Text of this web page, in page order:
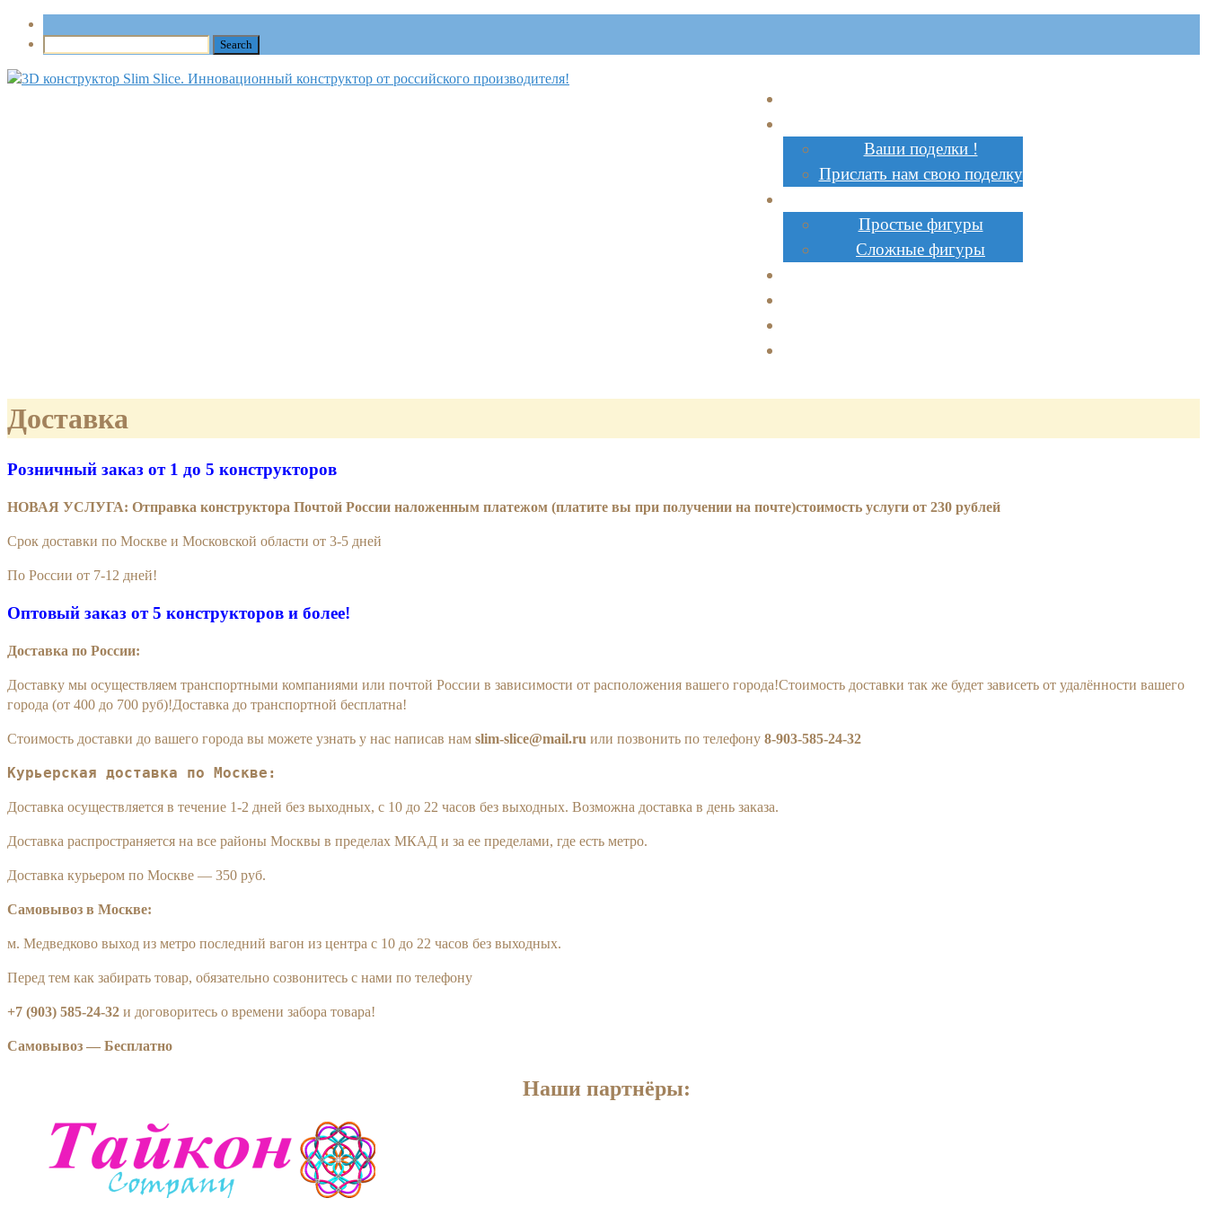
Ваши поделки !
Прислать нам свою поделку
Простые фигуры
Сложные фигуры
Доставка
Розничный заказ от 1 до 5 конструкторов
НОВАЯ УСЛУГА: Отправка конструктора Почтой России наложенным платежом (платите вы при получении на почте)стоимость услуги от 230 рублей
Срок доставки по Москве и Московской области от 3-5 дней
По России от 7-12 дней!
Оптовый заказ от 5 конструкторов и более!
Доставка по России:
Доставку мы осуществляем транспортными компаниями или почтой России в зависимости от расположения вашего города!Стоимость доставки так же будет зависеть от удалённости вашего
города (от 400 до 700 руб)!Доставка до транспортной бесплатна!
Стоимость доставки до вашего города вы можете узнать у нас написав нам slim-slice@mail.ru или позвонить по телефону 8-903-585-24-32
Курьерская доставка по Москве:
Доставка осуществляется в течение 1-2 дней без выходных, с 10 до 22 часов без выходных. Возможна доставка в день заказа.
Доставка распространяется на все районы Москвы в пределах МКАД и за ее пределами, где есть метро.
Доставка курьером по Москве — 350 руб.
Самовывоз в Москве:
м. Медведково выход из метро последний вагон из центра с 10 до 22 часов без выходных.
Перед тем как забирать товар, обязательно созвонитесь с нами по телефону
+7 (903) 585-24-32 и договоритесь о времени забора товара!
Самовывоз — Бесплатно
Наши партнёры: